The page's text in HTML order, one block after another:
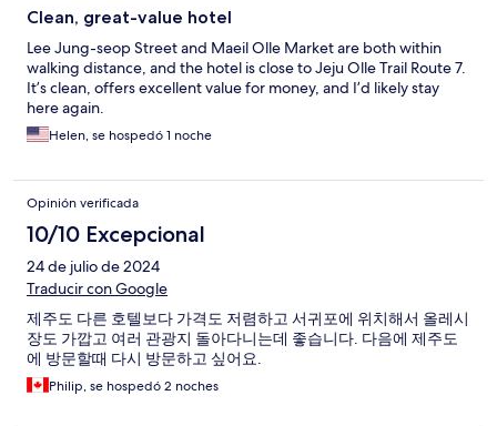
Clean, great-value hotel
Lee Jung-seop Street and Maeil Olle Market are both within
walking distance, and the hotel is close to Jeju Olle Trail Route 7.
It’s clean, offers excellent value for money, and I’d likely stay
here again.
Helen, se hospedó 1 noche
Opinión verificada
10/10 Excepcional
24 de julio de 2024
Traducir con Google
제주도 다른 호텔보다 가격도 저렴하고 서귀포에 위치해서 올레시
장도 가깝고 여러 관광지 돌아다니는데 좋습니다. 다음에 제주도
에 방문할때 다시 방문하고 싶어요.
Philip, se hospedó 2 noches